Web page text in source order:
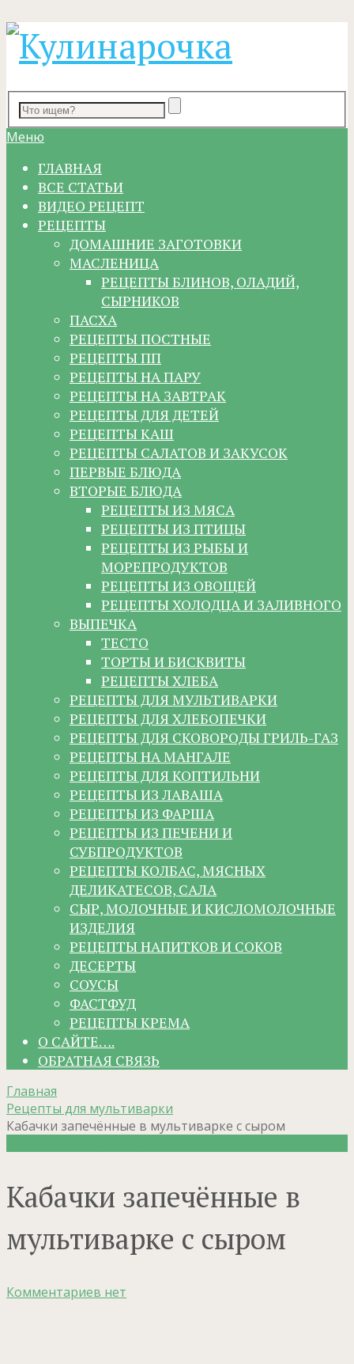
Меню
ГЛАВНАЯ
ВСЕ СТАТЬИ
ВИДЕО РЕЦЕПТ
РЕЦЕПТЫ
ДОМАШНИЕ ЗАГОТОВКИ
МАСЛЕНИЦА
РЕЦЕПТЫ БЛИНОВ, ОЛАДИЙ,
СЫРНИКОВ
ПАСХА
РЕЦЕПТЫ ПОСТНЫЕ
РЕЦЕПТЫ ПП
РЕЦЕПТЫ НА ПАРУ
РЕЦЕПТЫ НА ЗАВТРАК
РЕЦЕПТЫ ДЛЯ ДЕТЕЙ
РЕЦЕПТЫ КАШ
РЕЦЕПТЫ САЛАТОВ И ЗАКУСОК
ПЕРВЫЕ БЛЮДА
ВТОРЫЕ БЛЮДА
РЕЦЕПТЫ ИЗ МЯСА
РЕЦЕПТЫ ИЗ ПТИЦЫ
РЕЦЕПТЫ ИЗ РЫБЫ И
МОРЕПРОДУКТОВ
РЕЦЕПТЫ ИЗ ОВОЩЕЙ
РЕЦЕПТЫ ХОЛОДЦА И ЗАЛИВНОГО
ВЫПЕЧКА
ТЕСТО
ТОРТЫ И БИСКВИТЫ
РЕЦЕПТЫ ХЛЕБА
РЕЦЕПТЫ ДЛЯ МУЛЬТИВАРКИ
РЕЦЕПТЫ ДЛЯ ХЛЕБОПЕЧКИ
РЕЦЕПТЫ ДЛЯ СКОВОРОДЫ ГРИЛЬ-ГАЗ
РЕЦЕПТЫ НА МАНГАЛЕ
РЕЦЕПТЫ ДЛЯ КОПТИЛЬНИ
РЕЦЕПТЫ ИЗ ЛАВАША
РЕЦЕПТЫ ИЗ ФАРША
РЕЦЕПТЫ ИЗ ПЕЧЕНИ И
СУБПРОДУКТОВ
РЕЦЕПТЫ КОЛБАС, МЯСНЫХ
ДЕЛИКАТЕСОВ, САЛА
СЫР, МОЛОЧНЫЕ И КИСЛОМОЛОЧНЫЕ
ИЗДЕЛИЯ
РЕЦЕПТЫ НАПИТКОВ И СОКОВ
ДЕСЕРТЫ
СОУСЫ
ФАСТФУД
РЕЦЕПТЫ КРЕМА
О САЙТЕ….
ОБРАТНАЯ СВЯЗЬ
Главная
Рецепты для мультиварки
Кабачки запечённые в мультиварке с сыром
Кабачки запечённые в
мультиварке с сыром
Комментариев нет